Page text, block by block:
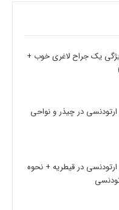
جراح لاغری (9 ویژگی یک جراح لاغری خوب +
در چیذر و نواحی
در قیطریه + نحوه